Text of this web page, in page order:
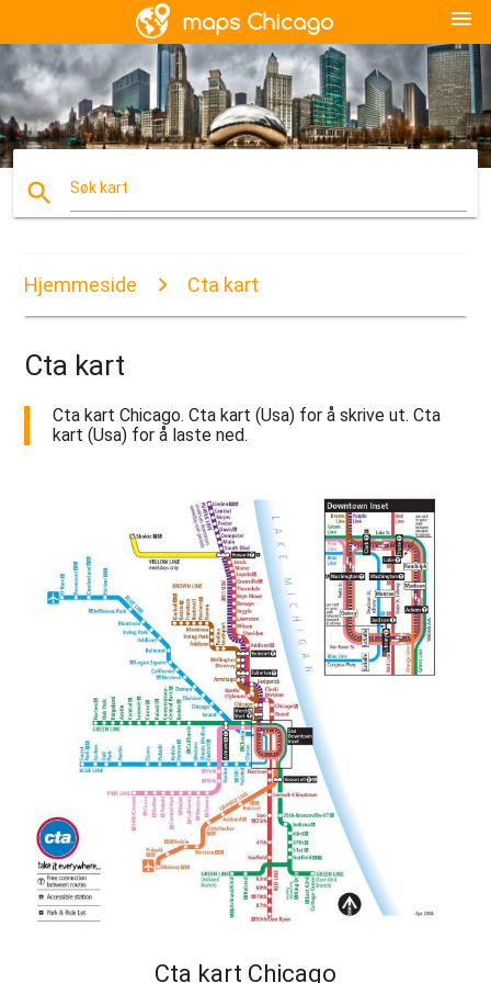
menu
search Søk kart
Hjemmeside Cta kart
Cta kart
Cta kart Chicago. Cta kart (Usa) for å skrive ut. Cta
kart (Usa) for å laste ned.
Cta kart Chicago